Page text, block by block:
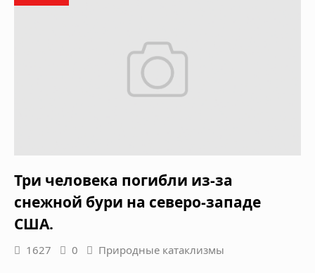
Три человека погибли из-за
снежной бури на северо-западе
США.
1627 0 Природные катаклизмы